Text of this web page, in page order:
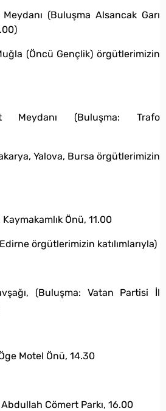
(Buluşma Alsancak Garı
(Öncü Gençlik) örgütlerimizin
(Buluşma: Trafo
Yalova, Bursa örgütlerimizin
Önü, 11.00
örgütlerimizin katılımlarıyla)
(Buluşma: Vatan Partisi İl
Motel Önü, 14.30
Cömert Parkı, 16.00